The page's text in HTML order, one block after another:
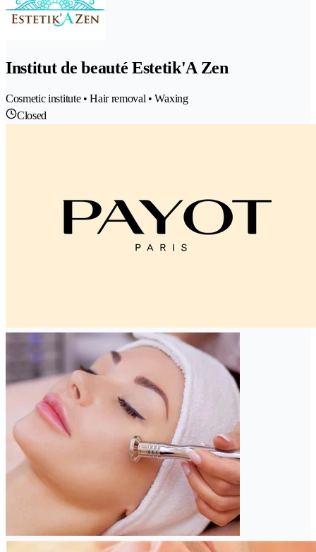
Institut de beauté Estetik'A Zen
Cosmetic institute • Hair removal • Waxing
Closed